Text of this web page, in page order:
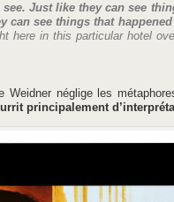
Just like they can see
can see things that
here in this particular hotel
Weidner néglige les
principalement